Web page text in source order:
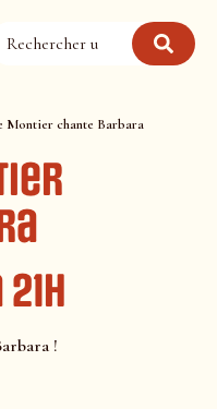
Montier chante Barbara
!